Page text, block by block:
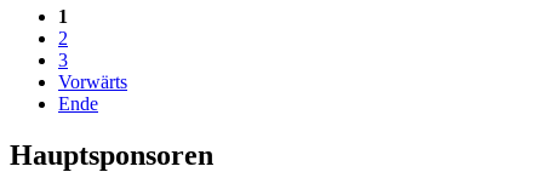
1
2
3
Vorwärts
Ende
Hauptsponsoren